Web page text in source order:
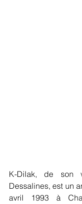
K-Dilak, de son
Dessalines, est un
avril 1993 à